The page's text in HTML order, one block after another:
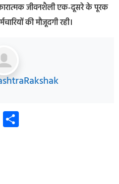
जीवनशैली एक-दूसरे के पूरक
की मौजूदगी रही।
Twitter